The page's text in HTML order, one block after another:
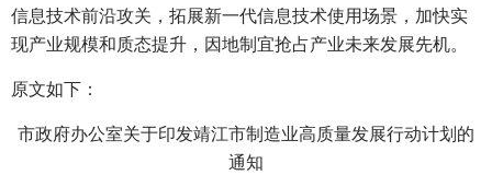
信息技术前沿攻关，拓展新一代信息技术使用场景，加快实
现产业规模和质态提升，因地制宜抢占产业未来发展先机。
原文如下：
市政府办公室关于印发靖江市制造业高质量发展行动计划的
通知